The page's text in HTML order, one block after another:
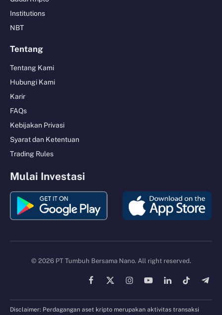
Institutions
NBT
Tentang
Tentang Kami
Hubungi Kami
Karir
FAQs
Kebijakan Privasi
Syarat dan Ketentuan
Trading Rules
Mulai Investasi
© 2026 PT Tumbuh Bersama Nano. All right reserved.
Facebook
X
InstagramYouTubeLinkedInTikTok
Disclaimer: Perdagangan aset kripto merupakan aktivitas transaksi